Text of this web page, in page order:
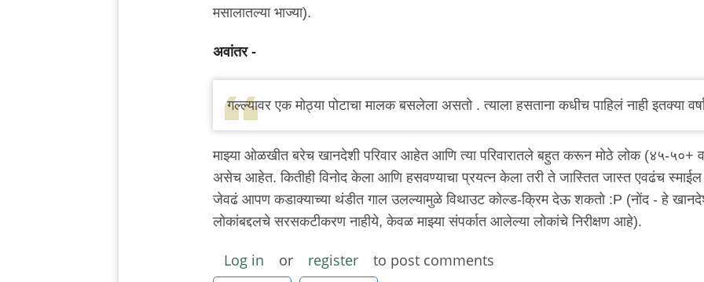
मसालातल्या भाज्या).
अवांतर -
गल्ल्यावर एक मोठ्या पोटाचा मालक बसलेला असतो . त्याला हसताना कधीच पाहिलं नाही इतक्या
माझ्या ओळखीत बरेच खानदेशी परिवार आहेत आणि त्या परिवारातले बहुत करून मोठे लोक (४५-५०+
असेच आहेत. कितीही विनोद केला आणि हसवण्याचा प्रयत्न केला तरी ते जास्तित जास्त एवढंच स्माईल
जेवढं आपण कडाक्याच्या थंडीत गाल उलल्यामुळे विथाउट कोल्ड-क्रिम देऊ शकतो :P (नोंद - हे
लोकांबद्दलचे सरसकटीकरण नाहीये, केवळ माझ्या संपर्कात आलेल्या लोकांचे निरीक्षण आहे).
Log in or register
to post comments